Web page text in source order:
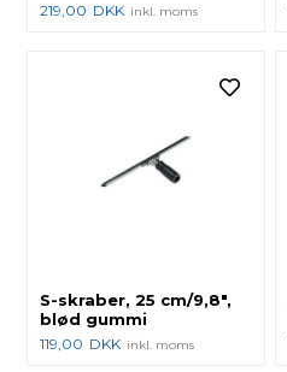
219,00 DKK inkl. moms
S-skraber, 25 cm/9,8",
blød gummi
119,00 DKK inkl. moms